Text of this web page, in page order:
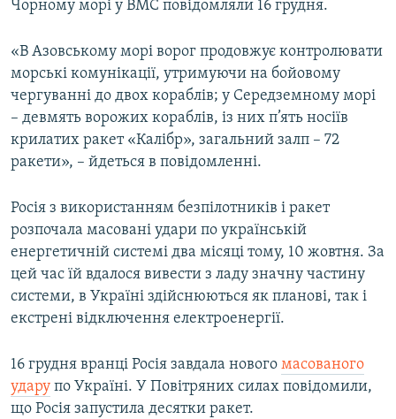
Чорному морі у ВМС повідомляли 16 грудня.
«В Азовському морі ворог продовжує контролювати
морські комунікації, утримуючи на бойовому
чергуванні до двох кораблів; у Середземному морі
– девмять ворожих кораблів, із них п’ять носіїв
крилатих ракет «Калібр», загальний залп – 72
ракети», – йдеться в повідомленні.
Росія з використанням безпілотників і ракет
розпочала масовані удари по українській
енергетичній системі два місяці тому, 10 жовтня. За
цей час їй вдалося вивести з ладу значну частину
системи, в Україні здійснюються як планові, так і
екстрені відключення електроенергії.
16 грудня вранці Росія завдала нового масованого
удару по Україні. У Повітряних силах повідомили,
що Росія запустила десятки ракет.